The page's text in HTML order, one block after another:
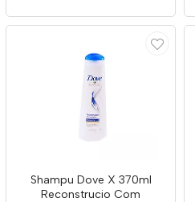
Shampu Dove X 370ml
Reconstrucio Com